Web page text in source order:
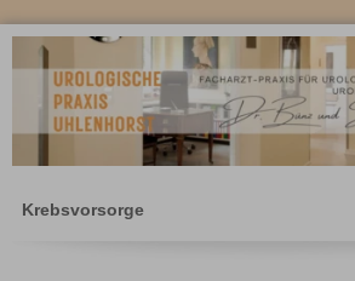
Krebsvorsorge